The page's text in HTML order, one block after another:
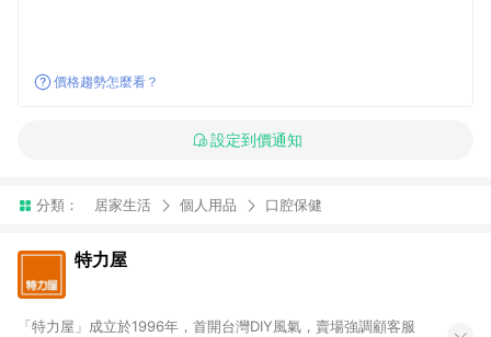
價格趨勢怎麼看？
設定到價通知
分類： 居家生活 個人用品 口腔保健
特力屋
「特力屋」成立於1996年，首開台灣DIY風氣，賣場強調顧客服